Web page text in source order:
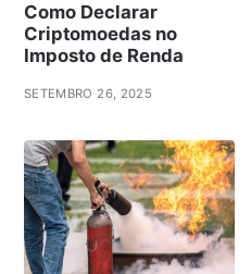
Como Declarar
Criptomoedas no
Imposto de Renda
SETEMBRO 26, 2025